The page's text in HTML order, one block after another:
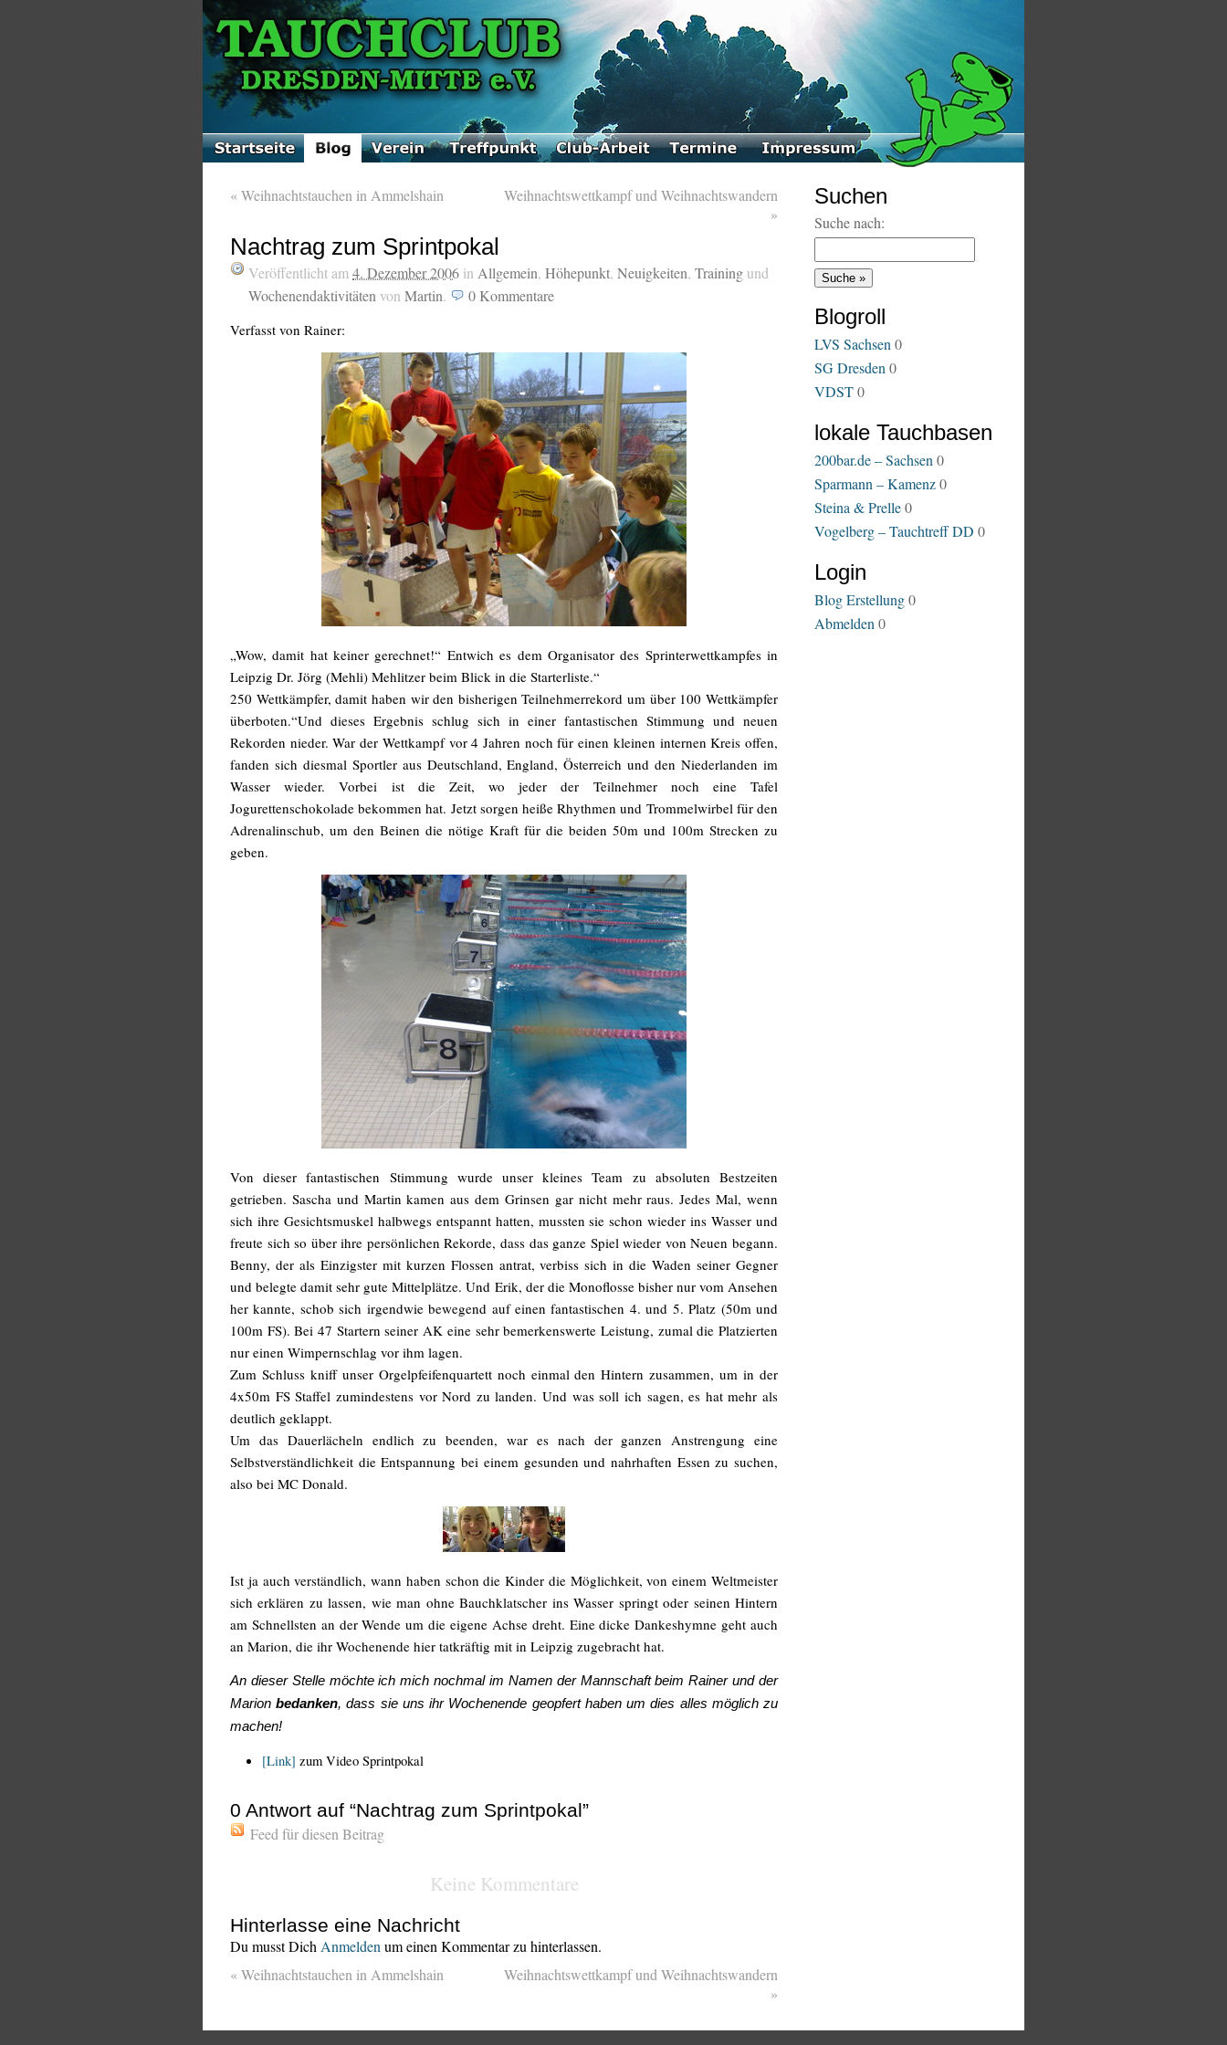
«Weihnachtstauchen in Ammelshain
Weihnachtswettkampf und Weihnachtswandern
»
Nachtrag zum Sprintpokal
Veröffentlicht am 4. Dezember 2006 in Allgemein, Höhepunkt, Neuigkeiten, Training und
Wochenendaktivitäten von Martin. 0 Kommentare
Verfasst von Rainer:
„Wow, damit hat keiner gerechnet!“ Entwich es dem Organisator des Sprinterwettkampfes in
Leipzig Dr. Jörg (Mehli) Mehlitzer beim Blick in die Starterliste.“
250 Wettkämpfer, damit haben wir den bisherigen Teilnehmerrekord um über 100 Wettkämpfer
überboten.“Und dieses Ergebnis schlug sich in einer fantastischen Stimmung und neuen
Rekorden nieder. War der Wettkampf vor 4 Jahren noch für einen kleinen internen Kreis offen,
fanden sich diesmal Sportler aus Deutschland, England, Österreich und den Niederlanden im
Wasser wieder. Vorbei ist die Zeit, wo jeder der Teilnehmer noch eine Tafel
Jogurettenschokolade bekommen hat. Jetzt sorgen heiße Rhythmen und Trommelwirbel für den
Adrenalinschub, um den Beinen die nötige Kraft für die beiden 50m und 100m Strecken zu
geben.
Von dieser fantastischen Stimmung wurde unser kleines Team zu absoluten Bestzeiten
getrieben. Sascha und Martin kamen aus dem Grinsen gar nicht mehr raus. Jedes Mal, wenn
sich ihre Gesichtsmuskel halbwegs entspannt hatten, mussten sie schon wieder ins Wasser und
freute sich so über ihre persönlichen Rekorde, dass das ganze Spiel wieder von Neuen begann.
Benny, der als Einzigster mit kurzen Flossen antrat, verbiss sich in die Waden seiner Gegner
und belegte damit sehr gute Mittelplätze. Und Erik, der die Monoflosse bisher nur vom Ansehen
her kannte, schob sich irgendwie bewegend auf einen fantastischen 4. und 5. Platz (50m und
100m FS). Bei 47 Startern seiner AK eine sehr bemerkenswerte Leistung, zumal die Platzierten
nur einen Wimpernschlag vor ihm lagen.
Zum Schluss kniff unser Orgelpfeifenquartett noch einmal den Hintern zusammen, um in der
4x50m FS Staffel zumindestens vor Nord zu landen. Und was soll ich sagen, es hat mehr als
deutlich geklappt.
Um das Dauerlächeln endlich zu beenden, war es nach der ganzen Anstrengung eine
Selbstverständlichkeit die Entspannung bei einem gesunden und nahrhaften Essen zu suchen,
also bei MC Donald.
Ist ja auch verständlich, wann haben schon die Kinder die Möglichkeit, von einem Weltmeister
sich erklären zu lassen, wie man ohne Bauchklatscher ins Wasser springt oder seinen Hintern
am Schnellsten an der Wende um die eigene Achse dreht. Eine dicke Dankeshymne geht auch
an Marion, die ihr Wochenende hier tatkräftig mit in Leipzig zugebracht hat.
An dieser Stelle möchte ich mich nochmal im Namen der Mannschaft beim Rainer und der
Marionbedanken, dass sie uns ihr Wochenende geopfert haben um dies alles möglich zu
machen!
[Link] zum Video Sprintpokal
0 Antwort auf “Nachtrag zum Sprintpokal”
Feed für diesen Beitrag
Keine Kommentare
Hinterlasse eine Nachricht
Du musst Dich Anmelden um einen Kommentar zu hinterlassen.
«Weihnachtstauchen in Ammelshain
Weihnachtswettkampf und Weihnachtswandern
»
Suchen
Suche nach:
Blogroll
LVS Sachsen 0
SG Dresden 0
VDST0
lokale Tauchbasen
200bar.de – Sachsen 0
Sparmann – Kamenz0
Steina & Prelle0
Vogelberg – Tauchtreff DD 0
Login
Blog Erstellung0
Abmelden 0